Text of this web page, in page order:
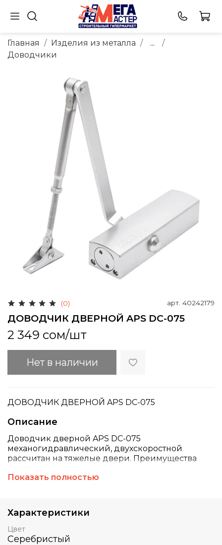
Главная Изделия из металла
...
Доводчики
(0) арт. 40242179
ДОВОДЧИК ДВЕРНОЙ APS DC-075
2 349 сом/шт
Нет в наличии
ДОВОДЧИК ДВЕРНОЙ APS DC-075
Описание
Доводчик дверной APS DC-075
механогидравлический, двухскоростной
рассчитан на тяжелые двери. Преимущества
масло,
Показать полностью
Характеристики
Цвет
Серебристый